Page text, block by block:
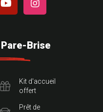
Brise
Kit d'accueil
offert
Prêt de